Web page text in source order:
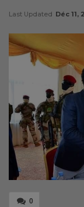
Last Updated Déc 11,
0